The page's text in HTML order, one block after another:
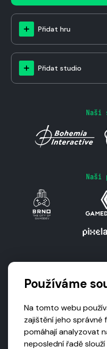
Přidat hru
Přidat studio
Naši
Naši
Používáme
Na tomto webu
zajištění jeho správné
pomáhají analyzovat
neposlední řadě